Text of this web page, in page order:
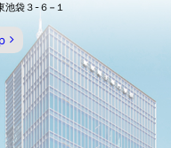
池袋３-６−１